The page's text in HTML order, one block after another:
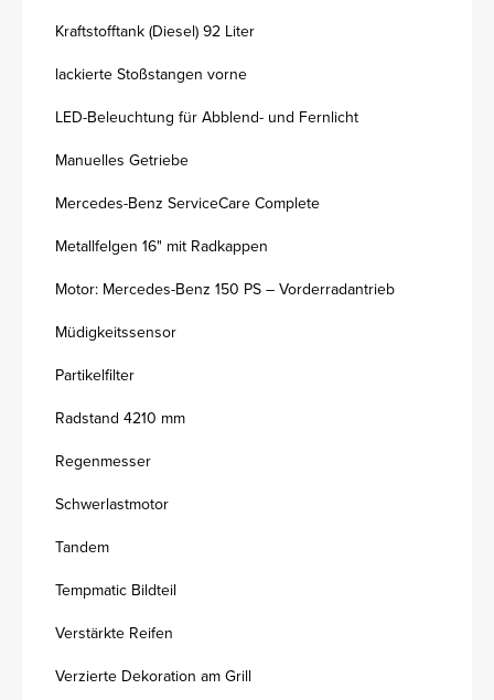
Kraftstofftank (Diesel) 92 Liter
lackierte Stoßstangen vorne
LED-Beleuchtung für Abblend- und Fernlicht
Manuelles Getriebe
Mercedes-Benz ServiceCare Complete
Metallfelgen 16" mit Radkappen
Motor: Mercedes-Benz 150 PS – Vorderradantrieb
Müdigkeitssensor
Partikelfilter
Radstand 4210 mm
Regenmesser
Schwerlastmotor
Tandem
Tempmatic Bildteil
Verstärkte Reifen
Verzierte Dekoration am Grill